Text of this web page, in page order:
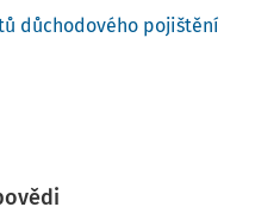
důchodového pojištění